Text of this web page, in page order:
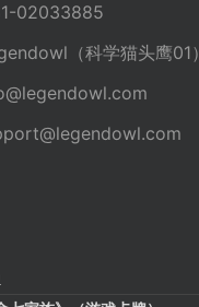
（科学猫头鹰01）